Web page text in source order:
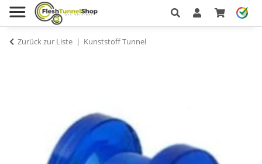
Zurück zur Liste Kunststoff Tunnel